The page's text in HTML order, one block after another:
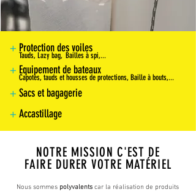
+ Protection des voiles
Tauds, Lazy bag, Bailles à spi,...
+ Equipement de bateaux
Capotes, tauds et housses de protections, Baille à bouts,...
+ Sacs et bagagerie
+ Accastillage
Nous sommes polyvalents car la réalisation de produits
NOTRE MISSION C'EST DE
FAIRE DURER VOTRE MATÉRIEL